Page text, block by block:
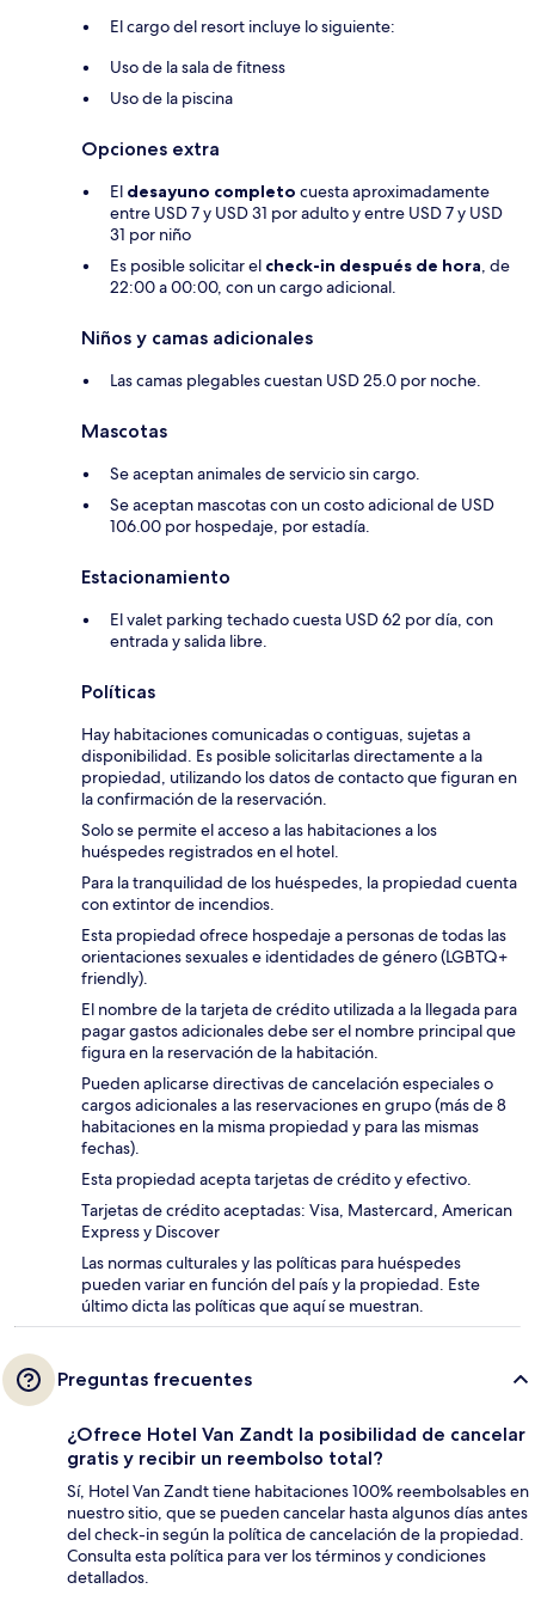
El cargo del resort incluye lo siguiente:
Uso de la sala de fitness
Uso de la piscina
Opciones extra
El desayuno completo cuesta aproximadamente
entre USD 7 y USD 31 por adulto y entre USD 7 y USD
31 por niño
Es posible solicitar el check-in después de hora, de
22:00 a 00:00, con un cargo adicional.
Niños y camas adicionales
Las camas plegables cuestan USD 25.0 por noche.
Mascotas
Se aceptan animales de servicio sin cargo.
Se aceptan mascotas con un costo adicional de USD
106.00 por hospedaje, por estadía.
Estacionamiento
El valet parking techado cuesta USD 62 por día, con
entrada y salida libre.
Políticas
Hay habitaciones comunicadas o contiguas, sujetas a
disponibilidad. Es posible solicitarlas directamente a la
propiedad, utilizando los datos de contacto que figuran en
la confirmación de la reservación.
Solo se permite el acceso a las habitaciones a los
huéspedes registrados en el hotel.
Para la tranquilidad de los huéspedes, la propiedad cuenta
con extintor de incendios.
Esta propiedad ofrece hospedaje a personas de todas las
orientaciones sexuales e identidades de género (LGBTQ+
friendly).
El nombre de la tarjeta de crédito utilizada a la llegada para
pagar gastos adicionales debe ser el nombre principal que
figura en la reservación de la habitación.
Pueden aplicarse directivas de cancelación especiales o
cargos adicionales a las reservaciones en grupo (más de 8
habitaciones en la misma propiedad y para las mismas
fechas).
Esta propiedad acepta tarjetas de crédito y efectivo.
Tarjetas de crédito aceptadas: Visa, Mastercard, American
Express y Discover
Las normas culturales y las políticas para huéspedes
pueden variar en función del país y la propiedad. Este
último dicta las políticas que aquí se muestran.
Preguntas frecuentes
¿Ofrece Hotel Van Zandt la posibilidad de cancelar
gratis y recibir un reembolso total?
Sí, Hotel Van Zandt tiene habitaciones 100% reembolsables en
nuestro sitio, que se pueden cancelar hasta algunos días antes
del check-in según la política de cancelación de la propiedad.
Consulta esta política para ver los términos y condiciones
detallados.